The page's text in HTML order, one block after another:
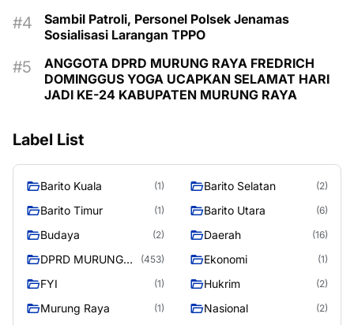
Sambil Patroli, Personel Polsek Jenamas
Sosialisasi Larangan TPPO
ANGGOTA DPRD MURUNG RAYA FREDRICH
DOMINGGUS YOGA UCAPKAN SELAMAT HARI
JADI KE-24 KABUPATEN MURUNG RAYA
Label List
Barito Kuala (1) Barito Selatan (2)
Barito Timur (1) Barito Utara (6)
Budaya (2) Daerah (16)
DPRD MURUNG
RAYA
(453) Ekonomi (1)
FYI (1) Hukrim (2)
Murung Raya (1) Nasional (2)